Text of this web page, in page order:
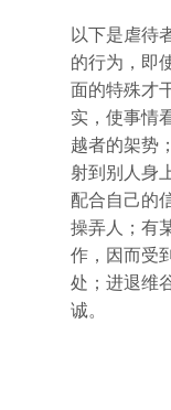
以下是虐待
的行为，即
面的特殊才
实，使事情
越者的架势
射到别人身
配合自己的
操弄人；有
作，因而受
处；进退维
诚。